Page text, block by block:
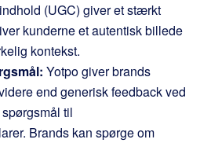
(UGC) giver et stærkt
kunderne et autentisk billede
kontekst.
Yotpo giver brands
end generisk feedback ved
til
Brands kan spørge om